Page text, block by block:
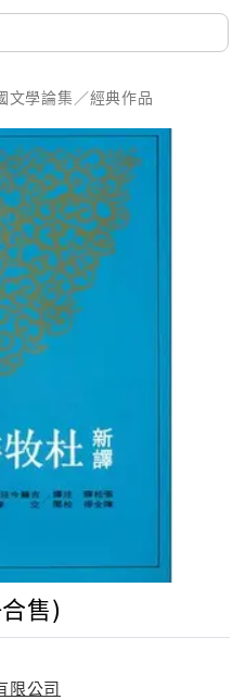
文學論集／經典作品
售)
限公司